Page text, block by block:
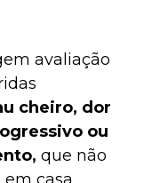
avaliação
cheiro, dor
ou
que não